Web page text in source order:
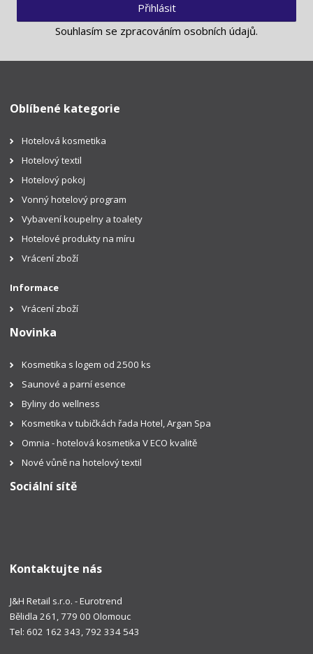
Přihlásit
Souhlasím se zpracováním osobních údajů.
Oblíbené kategorie
Hotelová kosmetika
Hotelový textil
Hotelový pokoj
Vonný hotelový program
Vybavení koupelny a toalety
Hotelové produkty na míru
Vrácení zboží
Informace
Vrácení zboží
Novinka
Kosmetika s logem od 2500 ks
Saunové a parní esence
Byliny do wellness
Kosmetika v tubičkách řada Hotel, Argan Spa
Omnia - hotelová kosmetika V ECO kvalitě
Nové vůně na hotelový textil
Sociální sítě
Kontaktujte nás
J&H Retail s.r.o. - Eurotrend
Bělidla 261, 779 00 Olomouc
Tel: 602 162 343, 792 334 543